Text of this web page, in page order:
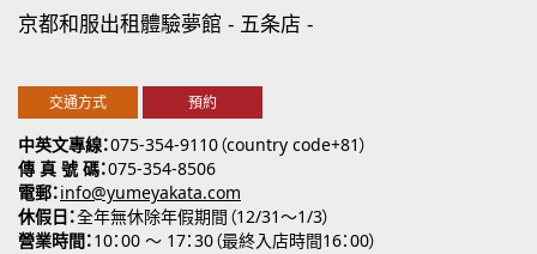
中英文專線 075-354-9110（country code+81）
傳 真 號 碼 075-354-8506
電郵 info@yumeyakata.com
休假日 全年無休除年假期間（12/31～1/3）
營業時間 10：00 ～ 17：30（最終入店時間16：00）
京都和服出租體驗夢館 五条店
交通方式 預約